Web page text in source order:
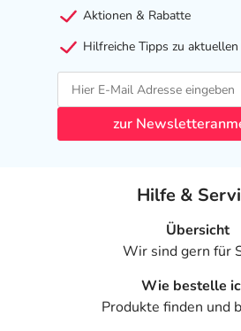
Aktionen & Rabatte
Hilfreiche Tipps zu aktuellen
zur
Hilfe &
Übersicht
Wir sind gern für
Wie bestelle
Produkte finden und